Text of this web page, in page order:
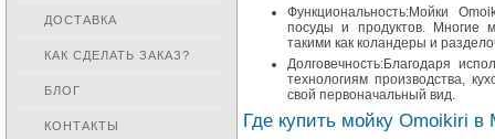
Функциональность:Мойки
посуды и продуктов. Многие
такими как коландеры и
Долговечность:Благодаря
технологиям производства,
свой первоначальный вид.
Где купить мойку Omoikiri в
ДОСТАВКА
КАК СДЕЛАТЬ ЗАКАЗ?
БЛОГ
КОНТАКТЫ